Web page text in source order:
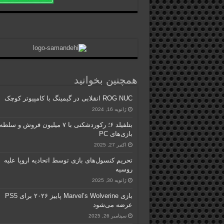
همچنین بخوانید
ROG NUC انقلابی در گیمینگ با کامپیوتر کوچک
ژانویه 16, 2024
بتلفیلد ۶؛ رکوردشکنی با ۷ میلیون فروش و
بازی‌های PC
اکتبر 27, 2025
تحریم کنسول‌های بازی توسط اتحادیه اروپا علیه
روسیه
ژانویه 30, 2025
بازی Marvel’s Wolverine پاییز ۲۰۲۶ برای PS5
عرضه می‌شود
سپتامبر 26, 2025